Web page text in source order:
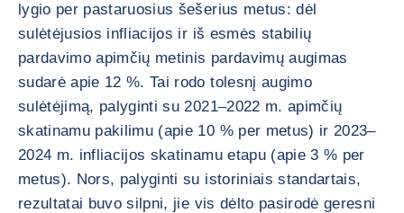
lygio per pastaruosius šešerius metus: dėl
sulėtėjusios infliacijos ir iš esmės stabilių
pardavimo apimčių metinis pardavimų augimas
sudarė apie 12 %. Tai rodo tolesnį augimo
sulėtėjimą, palyginti su 2021–2022 m. apimčių
skatinamu pakilimu (apie 10 % per metus) ir 2023–
2024 m. infliacijos skatinamu etapu (apie 3 % per
metus). Nors, palyginti su istoriniais standartais,
rezultatai buvo silpni, jie vis dėlto pasirodė geresni